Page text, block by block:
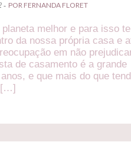
- POR FERNANDA FLORET
melhor e para isso
da nossa própria casa e
em não
de casamento é a grande
e que mais do que
[…]